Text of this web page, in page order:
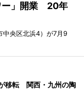
ー」開業 20年
中央区北浜4）が7月9
移転 関西・九州の陶